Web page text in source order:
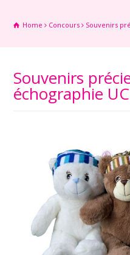
Home Concours Souvenirs
Souvenirs
échographie